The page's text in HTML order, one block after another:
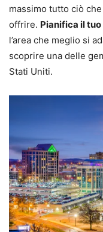
massimo tutto ciò
offrire. Pianifica il
l’area che meglio si
scoprire una delle
Stati Uniti.